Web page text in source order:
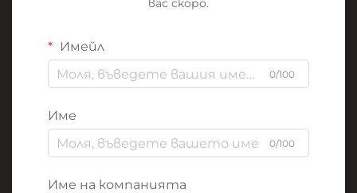
вас скоро.
Имейл
0/100
Име
0/100
Име на компанията